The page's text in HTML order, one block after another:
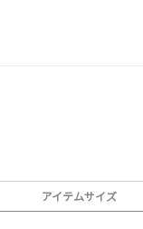
アイテムサイズ